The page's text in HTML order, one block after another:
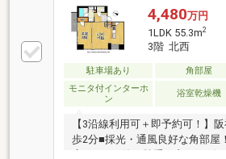
4,480万円
1LDK 55.3m2
3階 北西
駐車場あり 角部屋
モニタ付インターホ
ン
浴室乾燥機
【3沿線利用可＋即予約可！】
歩2分■採光・通風良好な角部屋
広々WICや使い勝手の良いリビ